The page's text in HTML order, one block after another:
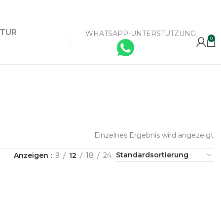
WHATSAPP-UNTERSTÜTZUNG
0
Einzelnes Ergebnis wird angezeigt
Anzeigen 9 12 18 24